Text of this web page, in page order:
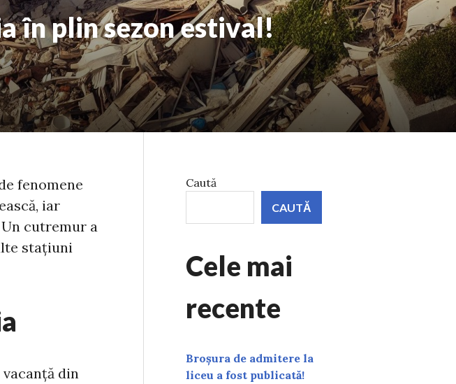
în plin sezon estival!
fenomene
iar
cutremur a
stațiuni
din
Caută
CAUTĂ
Cele mai
recente
Broșura de admitere la
liceu a fost publicată!